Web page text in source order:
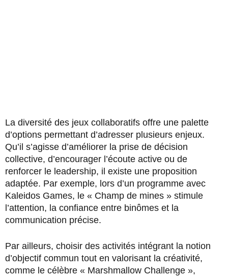
La diversité des jeux collaboratifs offre une palette
d’options permettant d’adresser plusieurs enjeux.
Qu’il s’agisse d’améliorer la prise de décision
collective, d’encourager l’écoute active ou de
renforcer le leadership, il existe une proposition
adaptée. Par exemple, lors d’un programme avec
Kaleidos Games, le « Champ de mines » stimule
l’attention, la confiance entre binômes et la
communication précise.
Par ailleurs, choisir des activités intégrant la notion
d’objectif commun tout en valorisant la créativité,
comme le célèbre « Marshmallow Challenge »,